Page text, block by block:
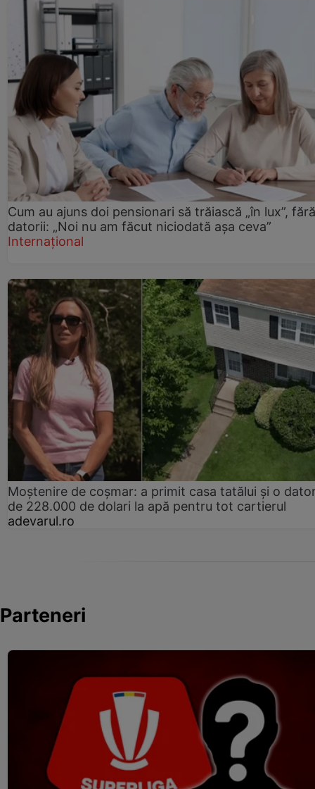
Cum au ajuns doi pensionari să trăiască „în lux”, fără
datorii: „Noi nu am făcut niciodată așa ceva”
Internațional
Moștenire de coșmar: a primit casa tatălui și o
de 228.000 de dolari la apă pentru tot cartierul
adevarul.ro
Parteneri